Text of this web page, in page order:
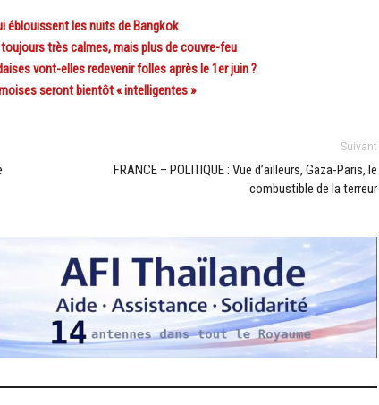
éblouissent les nuits de Bangkok
très calmes, mais plus de couvre-feu
vont-elles redevenir folles après le 1er juin ?
seront bientôt « intelligentes »
Suivant
FRANCE – POLITIQUE : Vue d’ailleurs, Gaza-Paris, le
combustible de la terreur